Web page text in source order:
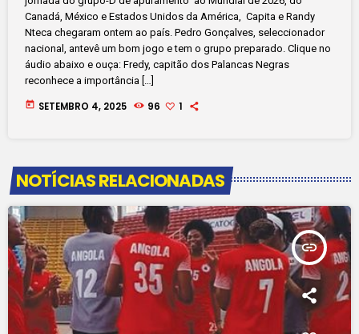
Canadá, México e Estados Unidos da América, Capita e Randy
Nteca chegaram ontem ao país. Pedro Gonçalves, seleccionador
nacional, antevê um bom jogo e tem o grupo preparado. Clique no
áudio abaixo e ouça: Fredy, capitão dos Palancas Negras
reconhece a importância […]
today SETEMBRO 4, 2025 96 1
NOTÍCIAS RELACIONADAS
insert_link